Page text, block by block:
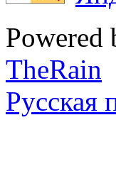
Powered
TheRain
Русская